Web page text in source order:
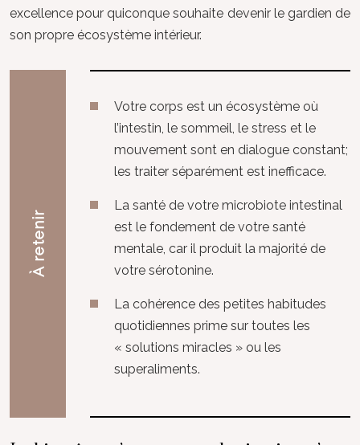
excellence pour quiconque souhaite devenir le gardien de
son propre écosystème intérieur.
À retenir
Votre corps est un écosystème où
l’intestin, le sommeil, le stress et le
mouvement sont en dialogue constant;
les traiter séparément est inefficace.
La santé de votre microbiote intestinal
est le fondement de votre santé
mentale, car il produit la majorité de
votre sérotonine.
La cohérence des petites habitudes
quotidiennes prime sur toutes les
« solutions miracles » ou les
superaliments.